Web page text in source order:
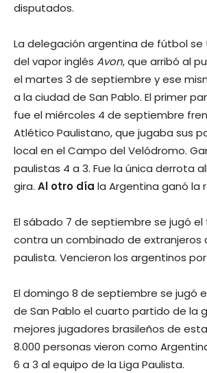
disputados.
La delegación argentina de fútbol
del vapor inglés Avon, que arribó al
el martes 3 de septiembre y ese
a la ciudad de San Pablo. El primer
fue el miércoles 4 de septiembre
Atlético Paulistano, que jugaba sus
local en el Campo del Velódromo.
paulistas 4 a 3. Fue la única derrota
gira. Al otro día la Argentina ganó la
El sábado 7 de septiembre se jugó
contra un combinado de extranjeros
paulista. Vencieron los argentinos por
El domingo 8 de septiembre se jugó
de San Pablo el cuarto partido de la
mejores jugadores brasileños de
8.000 personas vieron como
6 a 3 al equipo de la Liga Paulista.